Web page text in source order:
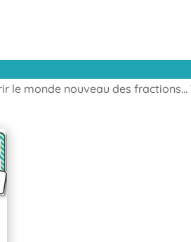
monde nouveau des